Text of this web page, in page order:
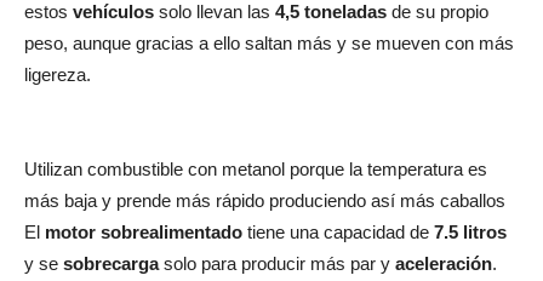
estos vehículos solo llevan las 4,5 toneladas de su propio
peso, aunque gracias a ello saltan más y se mueven con más
ligereza.
Utilizan combustible con metanol porque la temperatura es
más baja y prende más rápido produciendo así más caballos
El motor sobrealimentado tiene una capacidad de 7.5 litros
y se sobrecargasolo para producir más par y aceleración.